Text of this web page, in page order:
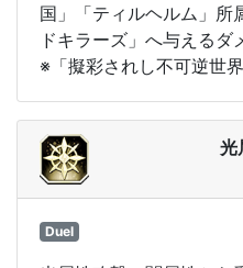
国」「ティルヘルム」所
ドキラーズ」へ与えるダ
※「擬彩されし不可逆世
光
Duel